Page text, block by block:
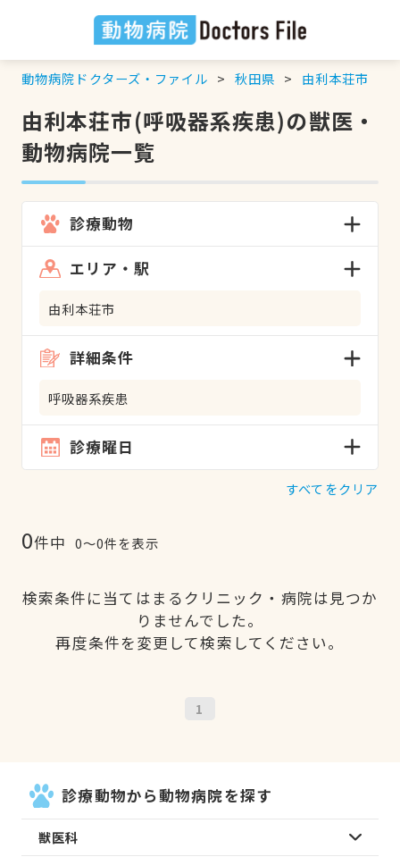
動物病院ドクターズ・ファイル 秋田県 由利本荘市
由利本荘市(呼吸器系疾患)の獣医・
動物病院一覧
診療動物
エリア・駅
由利本荘市
詳細条件
呼吸器系疾患
診療曜日
すべてをクリア
0件中 0〜0件を表示
検索条件に当てはまるクリニック・病院は見つか
りませんでした。
再度条件を変更して検索してください。
1
診療動物から動物病院を探す
獣医科